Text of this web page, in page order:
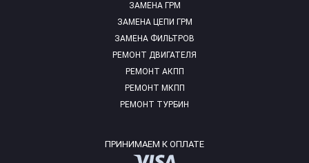
ЗАМЕНА ГРМ
ЗАМЕНА ЦЕПИ ГРМ
ЗАМЕНА ФИЛЬТРОВ
РЕМОНТ ДВИГАТЕЛЯ
РЕМОНТ АКПП
РЕМОНТ МКПП
РЕМОНТ ТУРБИН
ПРИНИМАЕМ К ОПЛАТЕ